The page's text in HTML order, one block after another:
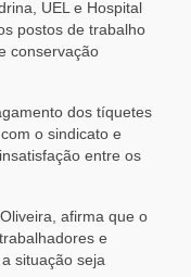
UEL e Hospital
postos de trabalho
conservação
dos tíquetes
o sindicato e
entre os
afirma que o
e
situação seja